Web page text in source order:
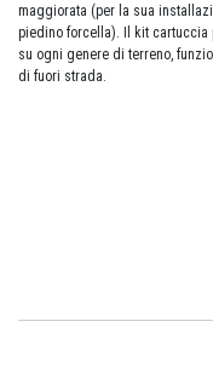
maggiorata (per la sua
piedino forcella). Il kit cartuccia
su ogni genere di terreno,
di fuori strada.